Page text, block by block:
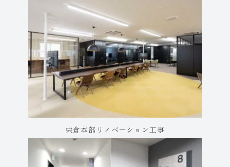
宍倉本部リノベーション工事